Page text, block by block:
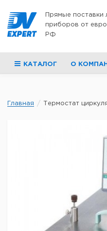
Прямые
приборов от
РФ
КАТАЛОГ О
Главная Термостат